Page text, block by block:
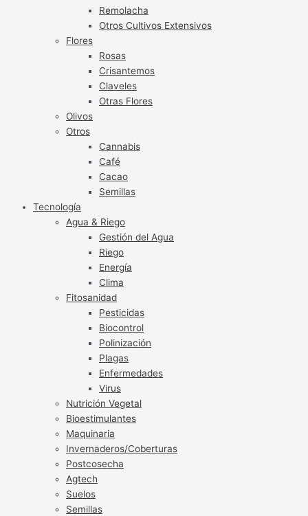
Remolacha
Otros Cultivos Extensivos
Flores
Rosas
Crisantemos
Claveles
Otras Flores
Olivos
Otros
Cannabis
Café
Cacao
Semillas
Tecnología
Agua & Riego
Gestión del Agua
Riego
Energía
Clima
Fitosanidad
Pesticidas
Biocontrol
Polinización
Plagas
Enfermedades
Virus
Nutrición Vegetal
Bioestimulantes
Maquinaria
Invernaderos/Coberturas
Postcosecha
Agtech
Suelos
Semillas